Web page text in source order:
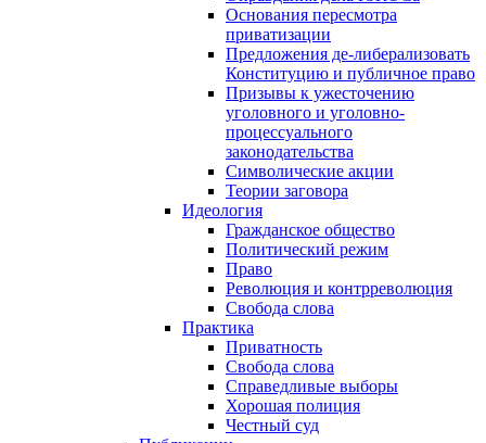
Основания пересмотра
приватизации
Предложения де-либерализовать
Конституцию и публичное право
Призывы к ужесточению
уголовного и уголовно-
процессуального
законодательства
Символические акции
Теории заговора
Идеология
Гражданское общество
Политический режим
Право
Революция и контрреволюция
Свобода слова
Практика
Приватность
Свобода слова
Справедливые выборы
Хорошая полиция
Честный суд